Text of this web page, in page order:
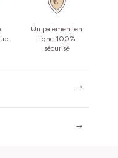
Un paiement en
ligne 100%
sécurisé